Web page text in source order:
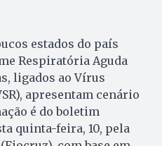
estados do país
Respiratória Aguda
ligados ao Vírus
apresentam cenário
é do boletim
quinta-feira, 10, pela